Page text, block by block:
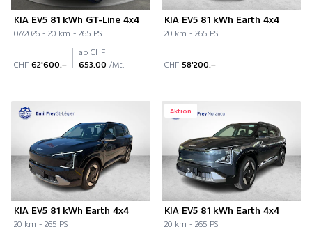
KIA EV5 81 kWh GT-Line 4x4
07/2026 - 20 km - 265 PS
CHF 62'600.–
ab CHF
653.00 /Mt.
KIA EV5 81 kWh Earth 4x4
20 km - 265 PS
CHF 58'200.–
KIA EV5 81 kWh Earth 4x4
20 km - 265 PS
Aktion
KIA EV5 81 kWh Earth 4x4
20 km - 265 PS